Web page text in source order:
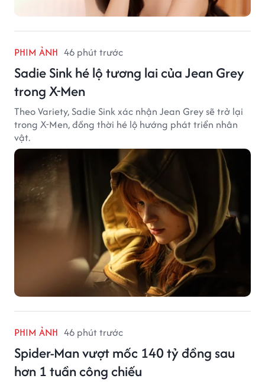
PHIM ẢNH 46 phút trước
Sadie Sink hé lộ tương lai của Jean Grey
trong X-Men
Theo Variety, Sadie Sink xác nhận Jean Grey sẽ trở lại
trong X-Men, đồng thời hé lộ hướng phát triển nhân
vật.
PHIM ẢNH 46 phút trước
Spider-Man vượt mốc 140 tỷ đồng sau
hơn 1 tuần công chiếu